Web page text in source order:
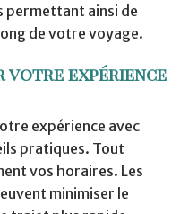
permettant ainsi de
de votre voyage.
votre expérience
expérience avec
pratiques. Tout
vos horaires. Les
minimiser le